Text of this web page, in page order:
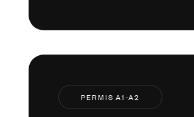
PERMIS A1-A2